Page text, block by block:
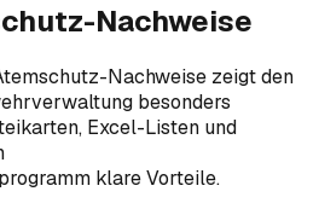
Nachweise
Nachweise zeigt den
besonders
Excel-Listen und
klare Vorteile.